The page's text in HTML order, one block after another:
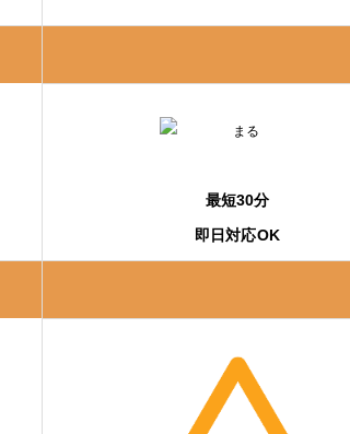
最短30分
即日対応OK